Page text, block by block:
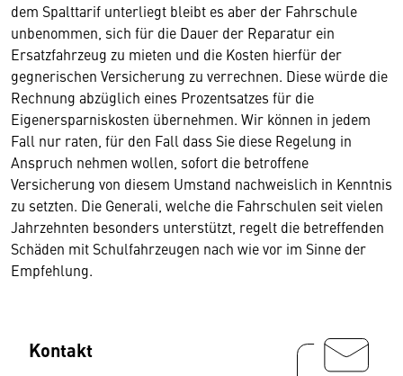
dem Spalttarif unterliegt bleibt es aber der Fahrschule
unbenommen, sich für die Dauer der Reparatur ein
Ersatzfahrzeug zu mieten und die Kosten hierfür der
gegnerischen Versicherung zu verrechnen. Diese würde die
Rechnung abzüglich eines Prozentsatzes für die
Eigenersparniskosten übernehmen. Wir können in jedem
Fall nur raten, für den Fall dass Sie diese Regelung in
Anspruch nehmen wollen, sofort die betroffene
Versicherung von diesem Umstand nachweislich in Kenntnis
zu setzten. Die Generali, welche die Fahrschulen seit vielen
Jahrzehnten besonders unterstützt, regelt die betreffenden
Schäden mit Schulfahrzeugen nach wie vor im Sinne der
Empfehlung.
Kontakt